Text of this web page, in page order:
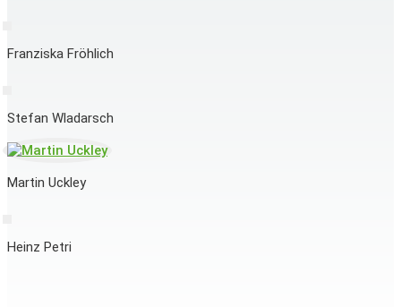
Franziska Fröhlich
Stefan Wladarsch
Martin Uckley
Heinz Petri